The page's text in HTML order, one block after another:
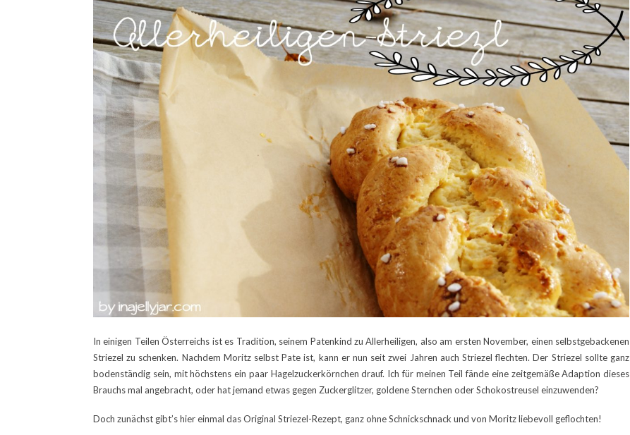
In einigen Teilen Österreichs ist es Tradition, seinem Patenkind zu Allerheiligen, also am ersten November, einen selbstgebackenen
Striezel zu schenken. Nachdem Moritz selbst Pate ist, kann er nun seit zwei Jahren auch Striezel flechten. Der Striezel sollte ganz
bodenständig sein, mit höchstens ein paar Hagelzuckerkörnchen drauf. Ich für meinen Teil fände eine zeitgemäße Adaption dieses
Brauchs mal angebracht, oder hat jemand etwas gegen Zuckerglitzer, goldene Sternchen oder Schokostreusel einzuwenden?
Doch zunächst gibt’s hier einmal das Original Striezel-Rezept, ganz ohne Schnickschnack und von Moritz liebevoll geflochten!